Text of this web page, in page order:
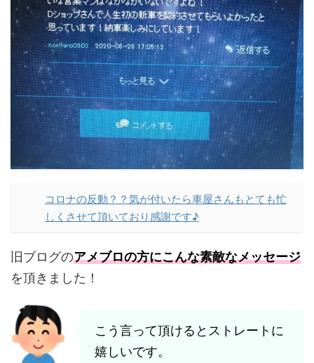
コロナの反動？？気が付いたら車屋さんもとても忙
しくさせて頂いており感謝です♪
旧ブログのアメブロの方にこんな素敵なメッセージ
を頂きました！
こう言って頂けるとストレートに
嬉しいです。